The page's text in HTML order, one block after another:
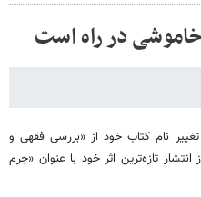
در راه است
نام کتاب خود از «بررسی فقهی و
تازه‌ترین اثر خود با عنوان «جرم